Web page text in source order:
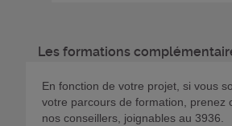
Les formations
En fonction de votre projet, si vous
votre parcours de formation, prenez
nos conseillers, joignables au 3936.